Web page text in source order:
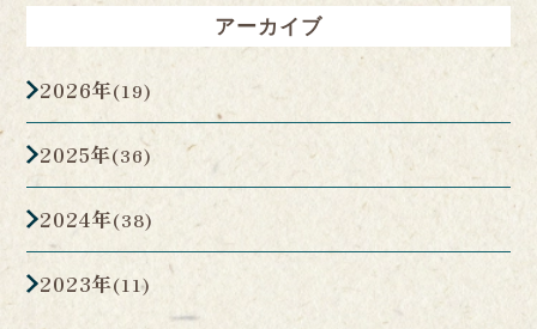
アーカイブ
2026年(19)
2025年(36)
2024年(38)
2023年(11)